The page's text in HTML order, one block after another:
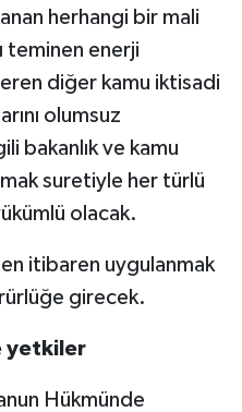
herhangi bir mali
teminen enerji
diğer kamu iktisadi
olumsuz
bakanlık ve kamu
suretiyle her türlü
olacak.
itibaren uygulanmak
girecek.
yetkiler
Hükmünde